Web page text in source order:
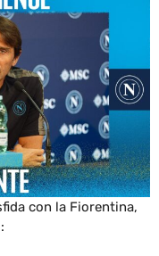
con la Fiorentina,